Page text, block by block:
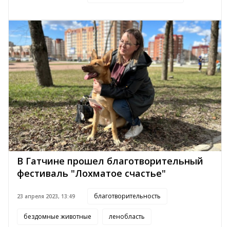
В Гатчине прошел благотворительный
фестиваль "Лохматое счастье"
23 апреля 2023, 13:49 благотворительность
бездомные животные ленобласть